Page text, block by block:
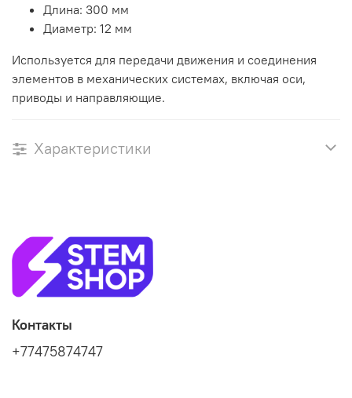
Длина: 300 мм
Диаметр: 12 мм
Используется для передачи движения и соединения
элементов в механических системах, включая оси,
приводы и направляющие.
Характеристики
Контакты
+77475874747